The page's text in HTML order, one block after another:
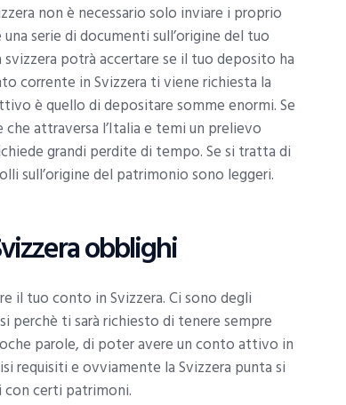
non è necessario solo inviare i proprio
serie di documenti sull’origine del tuo
potrà accertare se il tuo deposito ha
corrente in Svizzera ti viene richiesta la
è quello di depositare somme enormi. Se
attraversa l’Italia e temi un prelievo
grandi perdite di tempo. Se si tratta di
sull’origine del patrimonio sono leggeri.
obblighi
il tuo conto in Svizzera. Ci sono degli
perchè ti sarà richiesto di tenere sempre
parole, di poter avere un conto attivo in
requisiti e ovviamente la Svizzera punta si
certi patrimoni.